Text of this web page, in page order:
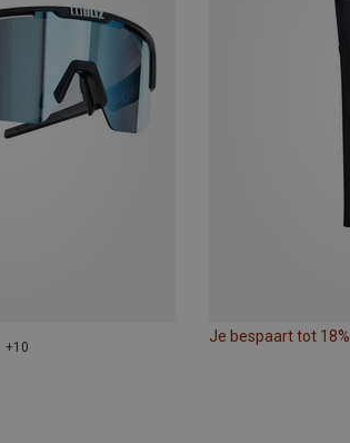
+10
Je bespaart tot 18%